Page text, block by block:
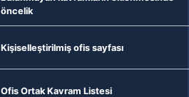
öncelik
Kişiselleştirilmiş ofis sayfası
Ofis Ortak Kavram Listesi